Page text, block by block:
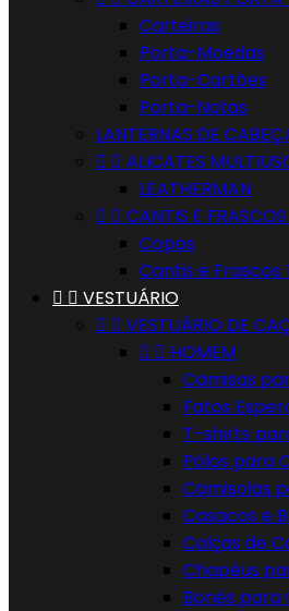
Carteiras
Porta-Moedas
Porta-Cartões
Porta-Notas
LANTERNAS DE
  ALICATES
LEATHERMAN
  CANTIS E
Copos
Cantis e Frascos
  VESTUÁRIO
  VESTUÁRIO DE
  HOMEM
Camisas
Fatos
T-shirts
Pólos para
Camisolas
Casacos e
Calças de
Chapéus
Bonés para